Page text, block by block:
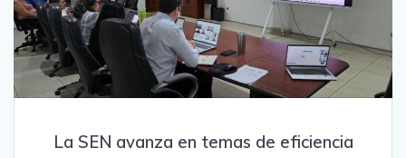
La SEN avanza en temas de eficiencia